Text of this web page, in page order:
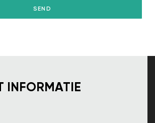
INFORMATIE